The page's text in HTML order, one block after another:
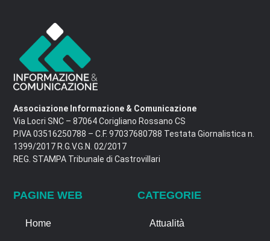
Associazione Informazione & Comunicazione
Via Locri SNC – 87064 Corigliano Rossano CS
P.IVA 03516250788 – C.F. 97037680788 Testata Giornalistica n.
1399/2017 R.G.V.G.N. 02/2017
REG. STAMPA Tribunale di Castrovillari
PAGINE WEB
Home
CATEGORIE
Attualità